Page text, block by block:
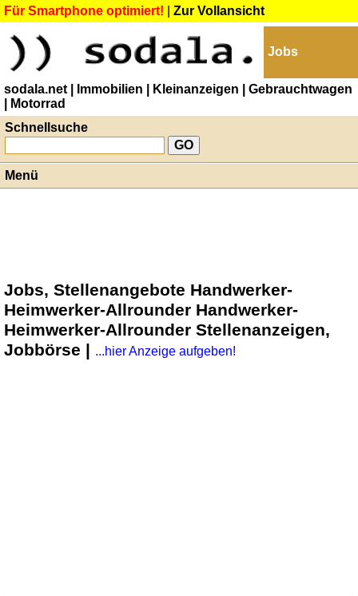
Für Smartphone optimiert! Zur Vollansicht
Jobs
sodala.net | Immobilien | Kleinanzeigen
| Gebrauchtwagen
| Motorrad
Schnellsuche
Menü
Jobs, Stellenangebote Handwerker-
Heimwerker-Allrounder Handwerker-
Heimwerker-Allrounder Stellenanzeigen,
Jobbörse | ...hier Anzeige aufgeben!